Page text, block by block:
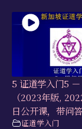
5 证道学入门5
（2023年版,
日公开课，带问
证道学入门